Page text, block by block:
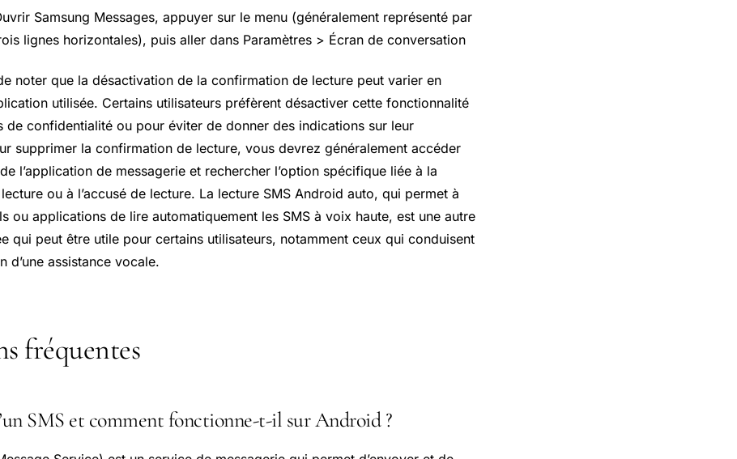
Samsung Messages, appuyer sur le menu (généralement représenté par
lignes horizontales), puis aller dans Paramètres > Écran de conversation
noter que la désactivation de la confirmation de lecture peut varier en
utilisée. Certains utilisateurs préfèrent désactiver cette fonctionnalité
de confidentialité ou pour éviter de donner des indications sur leur
supprimer la confirmation de lecture, vous devrez généralement accéder
l’application de messagerie et rechercher l’option spécifique liée à la
ou à l’accusé de lecture. La lecture SMS Android auto, qui permet à
ou applications de lire automatiquement les SMS à voix haute, est une autre
qui peut être utile pour certains utilisateurs, notamment ceux qui conduisent
d’une assistance vocale.
fréquentes
SMS et comment fonctionne-t-il sur Android ?